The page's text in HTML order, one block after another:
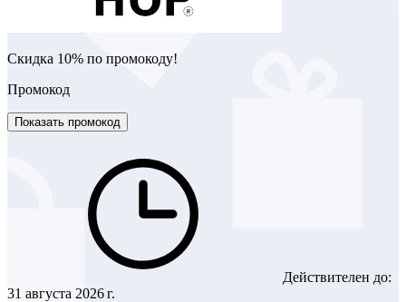
Скидка 10% по промокоду!
Промокод
Показать промокод
Действителен до:
31 августа 2026 г.